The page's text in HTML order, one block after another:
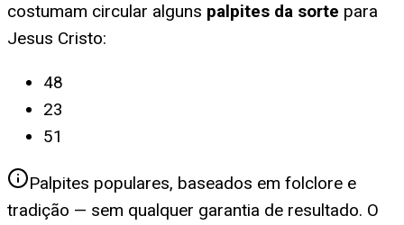
costumam circular alguns palpites da sorte para
Jesus Cristo:
48
23
51
Palpites populares, baseados em folclore e
tradição — sem qualquer garantia de resultado. O